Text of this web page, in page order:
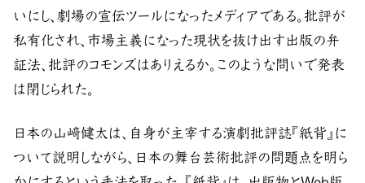
いにし、劇場の宣伝ツールになったメディアである。批評が
私有化され、市場主義になった現状を抜け出す出版の弁
証法、批評のコモンズはありえるか。このような問いで発表
は閉じられた。
日本の山﨑健太は、自身が主宰する演劇批評誌『紙背』に
ついて説明しながら、日本の舞台芸術批評の問題点を明ら